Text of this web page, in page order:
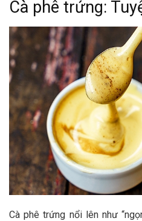
Cà phê trứng:
Cà phê trứng nổi lên như